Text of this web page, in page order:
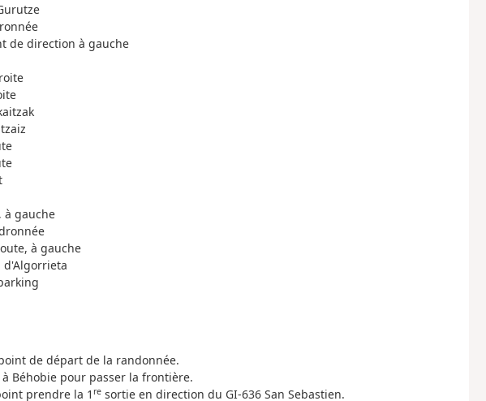
de direction à gauche
à gauche
à gauche
d'Algorrieta
de départ de la randonnée.
Béhobie pour passer la frontière.
prendre la 1 resortie en direction du GI-636 San Sebastien.